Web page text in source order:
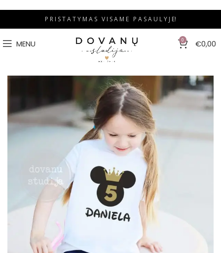
P R I S T A T Y M A S V I S A M E P A S A U L Y J E!
MENU 0 €0,00